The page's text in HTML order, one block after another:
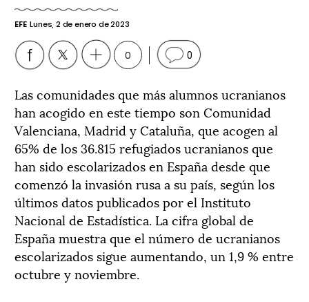
EFE Lunes, 2 de enero de 2023
0 0
Las comunidades que más alumnos ucranianos
han acogido en este tiempo son Comunidad
Valenciana, Madrid y Cataluña, que acogen al
65% de los 36.815 refugiados ucranianos que
han sido escolarizados en España desde que
comenzó la invasión rusa a su país, según los
últimos datos publicados por el Instituto
Nacional de Estadística. La cifra global de
España muestra que el número de ucranianos
escolarizados sigue aumentando, un 1,9 % entre
octubre y noviembre.